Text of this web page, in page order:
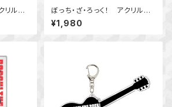
リルス
夏
ぼっち・ざ・ろっく！ アクリルス
タンドボード 山田リョウ
¥1,980